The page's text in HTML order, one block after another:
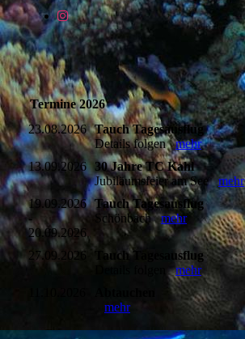
Termine 2026
23.08.2026 Tauch Tagesausflug
Details folgenmehr
13.09.2026
30 Jahre TC Kahl
Jubiläumsfeier am Seemehr
19.09.2026
-
20.09.2026
Tauch Tagesausflug
Schönbachmehr
27.09.2026
Tauch Tagesausflug
Details folgenmehr
mehr